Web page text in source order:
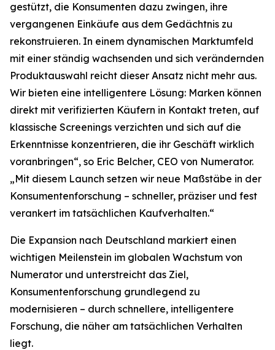
gestützt, die Konsumenten dazu zwingen, ihre
vergangenen Einkäufe aus dem Gedächtnis zu
rekonstruieren. In einem dynamischen Marktumfeld
mit einer ständig wachsenden und sich verändernden
Produktauswahl reicht dieser Ansatz nicht mehr aus.
Wir bieten eine intelligentere Lösung: Marken können
direkt mit verifizierten Käufern in Kontakt treten, auf
klassische Screenings verzichten und sich auf die
Erkenntnisse konzentrieren, die ihr Geschäft wirklich
voranbringen“, so Eric Belcher, CEO von Numerator.
„Mit diesem Launch setzen wir neue Maßstäbe in der
Konsumentenforschung – schneller, präziser und fest
verankert im tatsächlichen Kaufverhalten.“
Die Expansion nach Deutschland markiert einen
wichtigen Meilenstein im globalen Wachstum von
Numerator und unterstreicht das Ziel,
Konsumentenforschung grundlegend zu
modernisieren – durch schnellere, intelligentere
Forschung, die näher am tatsächlichen Verhalten
liegt.